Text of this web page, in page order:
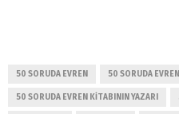
50 SORUDA EVREN 50 SORUDA
50 SORUDA EVREN KITABININ YAZARI